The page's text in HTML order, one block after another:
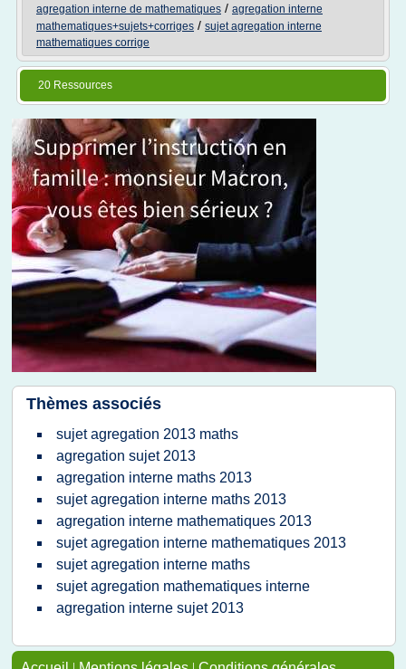
agregation interne de mathematiques / agregation interne
mathematiques+sujets+corriges / sujet agregation interne
mathematiques corrige
20 Ressources
Thèmes associés
sujet agregation 2013 maths
agregation sujet 2013
agregation interne maths 2013
sujet agregation interne maths 2013
agregation interne mathematiques 2013
sujet agregation interne mathematiques 2013
sujet agregation interne maths
sujet agregation mathematiques interne
agregation interne sujet 2013